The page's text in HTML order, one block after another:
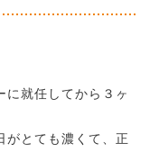
に就任してから３ヶ
がとても濃くて、正